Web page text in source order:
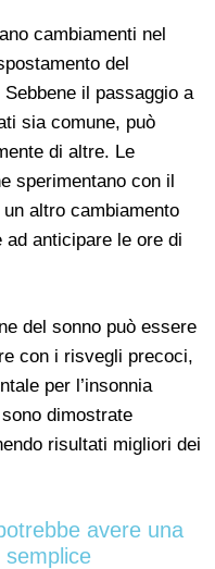
cambiamenti nel
del
il passaggio a
sia comune, può
di altre. Le
sperimentano con il
altro cambiamento
ad anticipare le ore di
del sonno può essere
con i risvegli precoci,
per l’insonnia
dimostrate
risultati migliori dei
avere una